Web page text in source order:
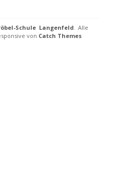
Schule Langenfeld . Alle
von Catch Themes